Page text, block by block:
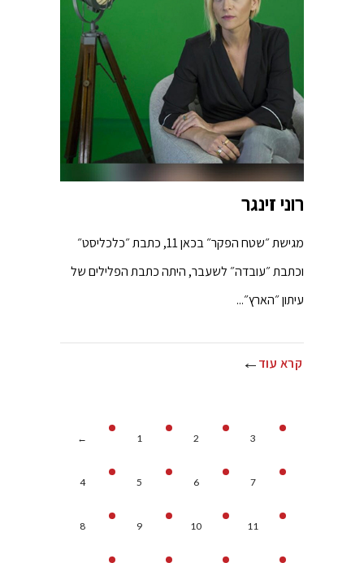
רוני זינגר
מגישת ״שטח הפקר״ בכאן 11, כתבת ״כלכליסט״
וכתבת ״עובדה״ לשעבר, היתה כתבת הפלילים של
עיתון ״הארץ״...
קרא עוד
← 1 2 3
4 5 6 7
8 9 10 11